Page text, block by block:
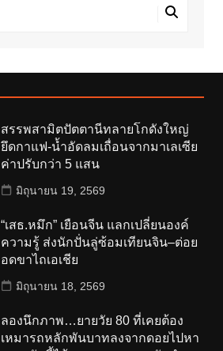
สรรพสามิตปัตตานีทลายโกดังใหญ่
ยึดกาแฟ-น้ำอัดลมเถื่อนจากมาเลเซีย
ค่าปรับกว่า 5 แสน
มิถุนายน 19, 2569
“เสธ.หมึก” เยือนจีน แลกเปลี่ยนองค์
ความรู้ ส่งนักปั่นลู่ซ้อมเทียนจิน–ต่อย
อดขาไถเอเชีย
มิถุนายน 18, 2569
ลองนึกภาพ…ยายวัย 80 ที่เคยต้อง
เหมารถหลักพันบาทลงจากดอยไปหา